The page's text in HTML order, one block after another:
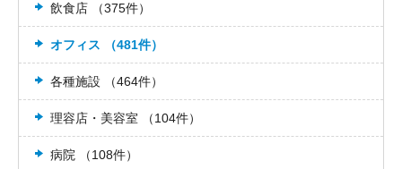
飲食店 （375件）
オフィス （481件）
各種施設 （464件）
理容店・美容室 （104件）
病院 （108件）